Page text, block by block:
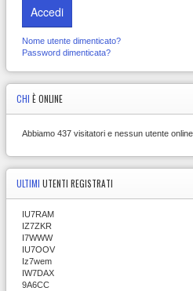
Accedi
Nome utente dimenticato?
Password dimenticata?
CHI È ONLINE
Abbiamo 437 visitatori e nessun utente online
ULTIMI UTENTI REGISTRATI
IU7RAM
IZ7ZKR
I7WWW
IU7OOV
Iz7wem
IW7DAX
9A6CC